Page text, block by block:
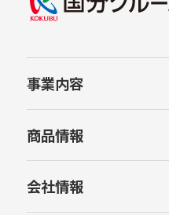
事業内容
商品情報
会社情報